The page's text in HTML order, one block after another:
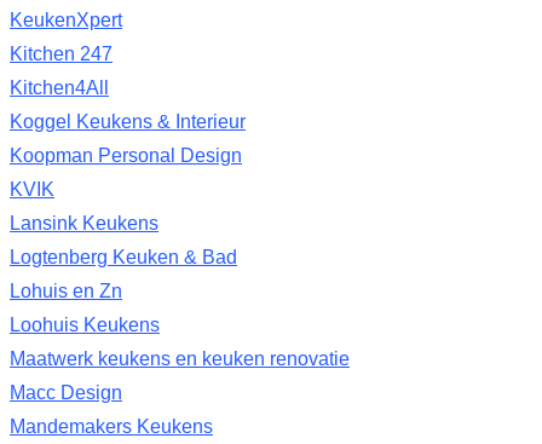
KeukenXpert
Kitchen 247
Kitchen4All
Koggel Keukens & Interieur
Koopman Personal Design
KVIK
Lansink Keukens
Logtenberg Keuken & Bad
Lohuis en Zn
Loohuis Keukens
Maatwerk keukens en keuken renovatie
Macc Design
Mandemakers Keukens